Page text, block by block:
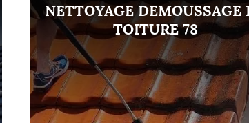
NETTOYAGE DEMOUSSAGE
TOITURE 78